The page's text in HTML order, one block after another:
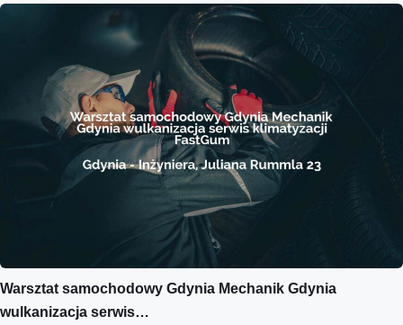
Warsztat samochodowy Gdynia Mechanik Gdynia
wulkanizacja serwis…